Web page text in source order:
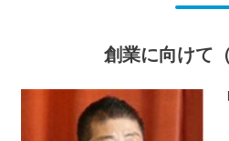
創業に向けて